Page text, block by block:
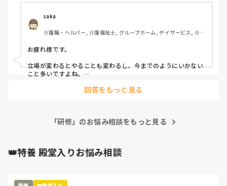
は遊ぶ仲だったのに私が異動してきてから壁ができた感じが
するって言ってたらしいよ」と言われた。しまいには「もっ
ぴさんは上司の手下みたい」とも言ってたらしい。手下か。
まあ、手下に見えても仕方ないか。益々どう関わったらいい
か分からなくなってきた。
一件落着したと思ったのに全然してなかった🫠
てか、壁できてたの感じてたのか。そりゃ感じかるか。これ
ローしようかなとか考えてたけど...
るはず。こういう立場になるとこういう気持ちになるんだ、
saka
介護職・ヘルパー, 介護福祉士, グループホーム, デイサービス, 介護
お疲れ様です。
立場が変わるとやることも変わるし、今までのようにいかない
こと多いですよね。
回答をもっと見る
「研修」のお悩み相談をもっと見る
👑特養 殿堂入りお悩み相談